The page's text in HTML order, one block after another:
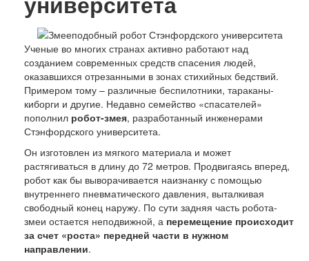
Ученые во многих странах активно работают над
созданием современных средств спасения людей,
оказавшихся отрезанными в зонах стихийных бедствий.
Примером тому – различные беспилотники, тараканы-
киборги и другие. Недавно семейство «спасателей»
пополнил робот-змея, разработанный инженерами
Стэнфордского университета.
Он изготовлен из мягкого материала и может
растягиваться в длину до 72 метров. Продвигаясь вперед,
робот как бы выворачивается наизнанку с помощью
внутреннего пневматического давления, выталкивая
свободный конец наружу. По сути задняя часть робота-
змеи остается неподвижной, а перемещение происходит
за счет «роста» передней части в нужном
направлении.